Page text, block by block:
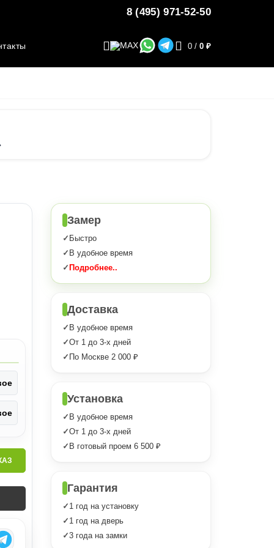
8 (495) 971-52-50
0 / 0 ₽
Замер
Быстро
В удобное время
Подробнее..
Доставка
В удобное время
От 1 до 3-х дней
По Москве 2 000 ₽
Установка
В удобное время
От 1 до 3-х дней
В готовый проем 6 500 ₽
Гарантия
1 год на установку
1 год на дверь
3 года на замки